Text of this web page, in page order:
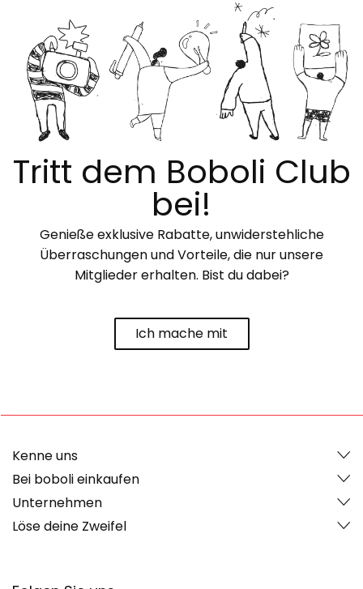
Tritt dem Boboli Club
bei!
Genieße exklusive Rabatte, unwiderstehliche
Überraschungen und Vorteile, die nur unsere
Mitglieder erhalten. Bist du dabei?
Ich mache mit
Kenne uns
Bei boboli einkaufen
Unternehmen
Löse deine Zweifel